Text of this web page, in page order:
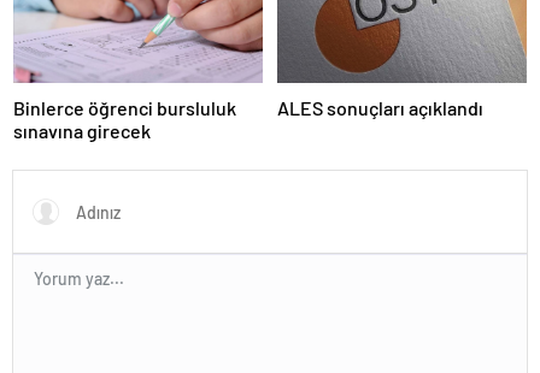
Binlerce öğrenci bursluluk
sınavına girecek
ALES sonuçları açıklandı